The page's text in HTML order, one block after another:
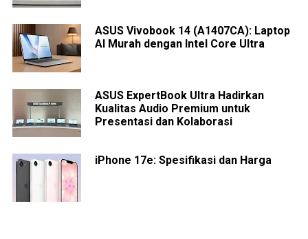
ASUS Vivobook 14 (A1407CA): Laptop
AI Murah dengan Intel Core Ultra
ASUS ExpertBook Ultra Hadirkan
Kualitas Audio Premium untuk
Presentasi dan Kolaborasi
iPhone 17e: Spesifikasi dan Harga